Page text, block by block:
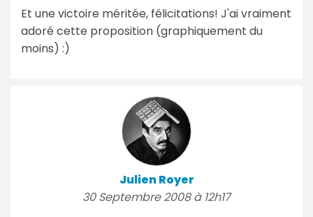
Et une victoire méritée, félicitations! J'ai vraiment
adoré cette proposition (graphiquement du
moins) :)
Julien Royer
30 Septembre 2008 à 12h17